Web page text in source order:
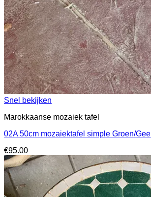
Snel bekijken
Marokkaanse mozaiek tafel
02A 50cm mozaiektafel simple Groen/Geel
€95.00